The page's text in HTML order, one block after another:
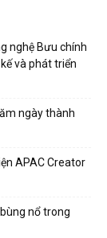
nghệ Bưu chính
và phát triển
ngày thành
APAC Creator
nổ trong